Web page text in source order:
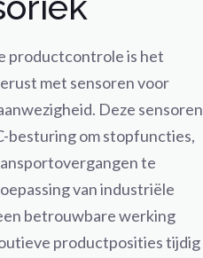
productcontrole is het
met sensoren voor
Deze sensoren
besturing om stopfuncties,
te
van industriële
betrouwbare werking
productposities tijdig